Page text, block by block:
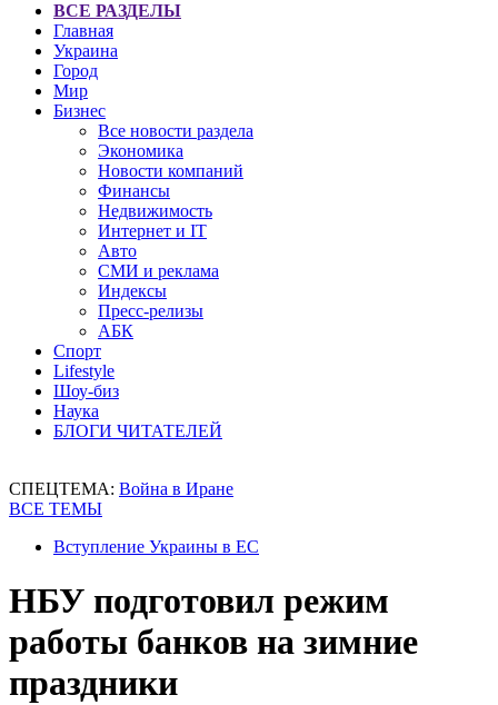
ВСЕ РАЗДЕЛЫ
Главная
Украина
Город
Мир
Бизнес
Все новости раздела
Экономика
Новости компаний
Финансы
Недвижимость
Интернет и IT
Авто
СМИ и реклама
Индексы
Пресс-релизы
АБК
Спорт
Lifestyle
Шоу-биз
Наука
БЛОГИ ЧИТАТЕЛЕЙ
СПЕЦТЕМА: Война в Иране
ВСЕ ТЕМЫ
Вступление Украины в ЕС
НБУ подготовил режим
работы банков на зимние
праздники